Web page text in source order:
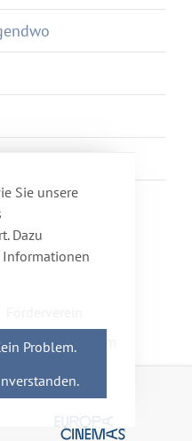
Sie unsere
Dazu
Informationen
Problem.Impressum